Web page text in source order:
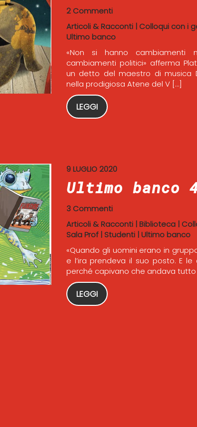
2 Commenti
Articoli & Racconti| Colloqui con i
Ultimo banco
«Non si hanno cambiamenti
cambiamenti politici» afferma
un detto del maestro di musica
nella prodigiosa Atene del V […]
LEGGI
9 LUGLIO 2020
Ultimo banco
3 Commenti
Articoli & Racconti| Biblioteca|
Sala Prof| Studenti| Ultimo banco
«Quando gli uomini erano in
e l’ira prendeva il suo posto. E
perché capivano che andava tutto
LEGGI